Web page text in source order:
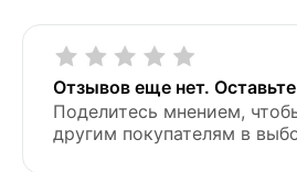
Отзывов еще нет.
Поделитесь мнением,
другим покупателям в